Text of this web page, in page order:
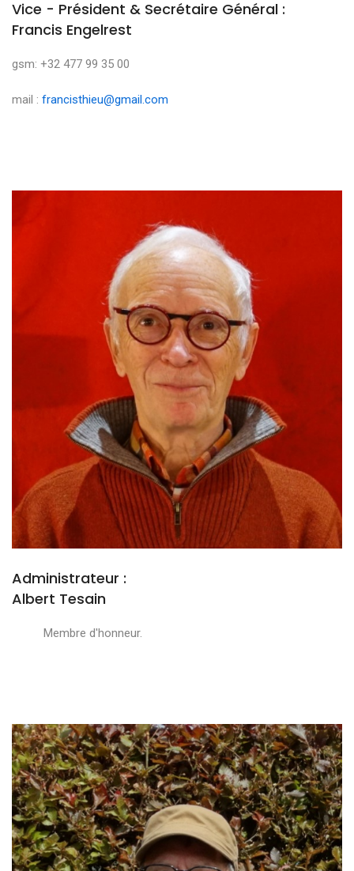
Vice - Président & Secrétaire Général :
Francis Engelrest
gsm: +32 477 99 35 00
mail : francisthieu@gmail.com
Administrateur :
Albert Tesain
Membre d'honneur.